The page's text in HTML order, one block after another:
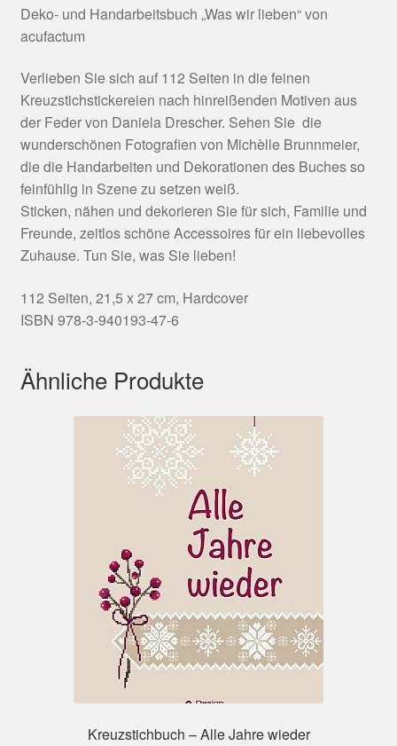
Deko- und Handarbeitsbuch „Was wir lieben“ von
acufactum
Verlieben Sie sich auf 112 Seiten in die feinen
Kreuzstichstickereien nach hinreißenden Motiven aus
der Feder von Daniela Drescher. Sehen Sie die
wunderschönen Fotografien von Michèlle Brunnmeier,
die die Handarbeiten und Dekorationen des Buches so
feinfühlig in Szene zu setzen weiß.
Sticken, nähen und dekorieren Sie für sich, Familie und
Freunde, zeitlos schöne Accessoires für ein liebevolles
Zuhause. Tun Sie, was Sie lieben!
112 Seiten, 21,5 x 27 cm, Hardcover
ISBN 978-3-940193-47-6
Ähnliche Produkte
Kreuzstichbuch – Alle Jahre wieder